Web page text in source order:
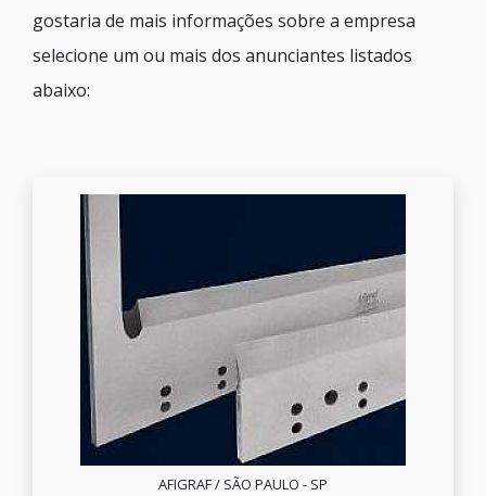
gostaria de mais informações sobre a empresa
selecione um ou mais dos anunciantes listados
abaixo:
AFIGRAF / SÃO PAULO - SP